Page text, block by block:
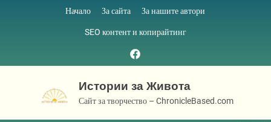
Начало За сайта За нашите автори
SEO контент и копирайтинг
Facebook
page
Истории за Живота
Сайт за творчество – ChronicleBased.com